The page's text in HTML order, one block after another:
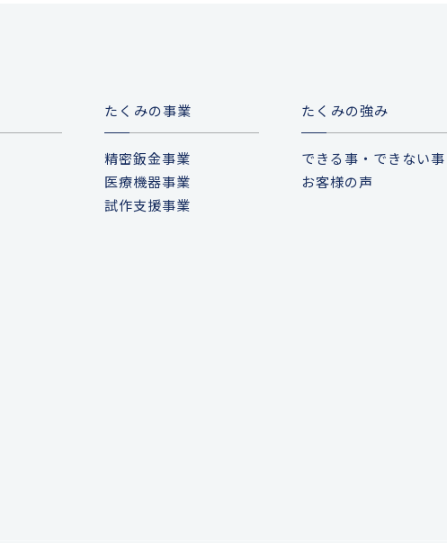
たくみの事業
精密鈑金事業
医療機器事業
試作支援事業
たくみの強み
できる事・できない事
お客様の声